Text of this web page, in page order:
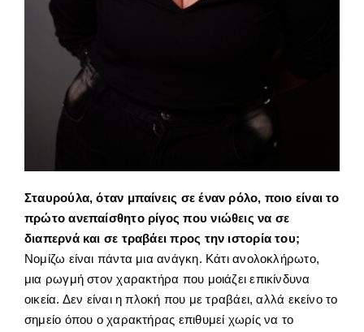
Σταυρούλα, όταν μπαίνεις σε έναν ρόλο, ποιο είναι το
πρώτο ανεπαίσθητο ρίγος που νιώθεις να σε
διαπερνά και σε τραβάει προς την ιστορία του;
Νομίζω είναι πάντα μια ανάγκη. Κάτι ανολοκλήρωτο,
μια ρωγμή στον χαρακτήρα που μοιάζει επικίνδυνα
οικεία. Δεν είναι η πλοκή που με τραβάει, αλλά εκείνο το
σημείο όπου ο χαρακτήρας επιθυμεί χωρίς να το